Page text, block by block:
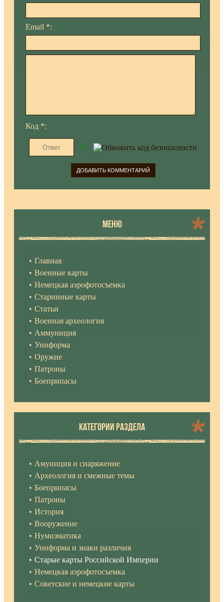
Email *:
Код *:
МЕНЮ
Главная
Военные карты
Немецкая аэрофотосъемка
Старинные карты
Статьи
Военная археология
Аммуниция
Униформа
Оружие
Патроны
Боеприпасы
КАТЕГОРИИ РАЗДЕЛА
Амуниция и снаряжение
Археология и смежные темы
Боеприпасы
Патроны
История
Вооружение
Нумизматика
Униформа и знаки различия
Старые карты Российской Империи
Немецкая аэрофотосъемка
Советские и немецкие карты